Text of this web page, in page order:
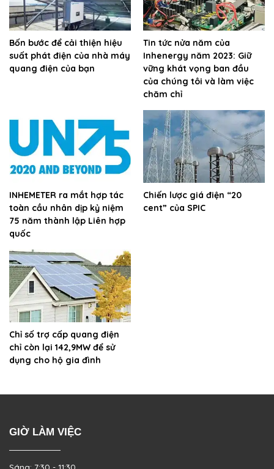
Bốn bước để cải thiện hiệu
suất phát điện của nhà máy
quang điện của bạn
Tin tức nửa năm của
Inhenergy năm 2023: Giữ
vững khát vọng ban đầu
của chúng tôi và làm việc
chăm chỉ
INHEMETER ra mắt hợp tác
toàn cầu nhân dịp kỷ niệm
75 năm thành lập Liên hợp
quốc
Chiến lược giá điện “20
cent” của SPIC
Chỉ số trợ cấp quang điện
chỉ còn lại 142,9MW để sử
dụng cho hộ gia đình
GIỜ LÀM VIỆC